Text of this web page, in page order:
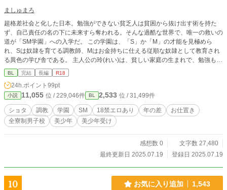
ましゅまろ
超格差社会と化した日本。勉強ができない貧乏人は貧困から抜け出す術を持た
ず、自己責任の名の下に未来すら奪われる。そんな過酷な世界で、唯一の救いの
道が「SM学園」への入学だ。 この学園は、「S」か「M」の才能を見極めら
れ、Sは奴隷を育てる調教師、Mはお金持ちに仕える従順な奴隷として教育され
る異色の学び舎である。 主人公の玲(れい)は、貧しい家庭の生まれで、勉強も苦
手で、将来に希望を見出せずにいた彼だが、その圧倒的な美貌が認められ、SM
学園への入学を果たす。入学早々、彼の内に秘められた「ドM」の才能が開花。
厳格な調教師たちによる過酷な試練と、自身の心の奥底に眠る欲望に向き合う
日々が始まる。
BL 完結 長編 R18
24h.ポイント 99pt
小説 11,055 位 / 229,046件 BL 2,533 位 / 31,499件
ショタ 調教 学園 SM 18禁エロあり 年の差
お仕置き
全寮制男子校
美少年 美少年受け
感想数 0
文字数 27,480
最終更新日 2025.07.19
登録日 2025.07.19
10 お気に入り追加 1,543